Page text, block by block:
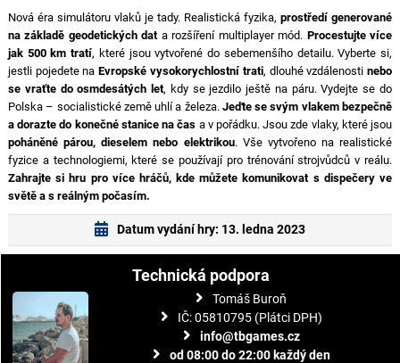
Nová éra simulátoru vlaků je tady. Realistická fyzika,prostředí generované
na základě geodetických dat a rozšíření multiplayer mód. Procestujte více
jak 500 km tratí, které jsou vytvořené do sebemenšího detailu. Vyberte si,
jestli pojedete naEvropské vysokorychlostní trati, dlouhé vzdálenostinebo
se vraťte do osmdesátých let, kdy se jezdilo ještě na páru. Vydejte se do
Polska – socialistické země uhlí a železa. Jeďte se svým vlakem bezpečně
a dorazte do konečné stanice na čas a v pořádku. Jsou zde vlaky, které jsou
poháněné párou, dieselem nebo elektrikou. Vše vytvořeno na realistické
fyzice a technologiemi, které se používají pro trénování strojvůdců v reálu.
Zahrajte si hru pro více hráčů, kde můžete komunikovat s dispečery ve
světě a s reálným počasím.
Datum vydání hry: 13. ledna 2023
Technická podpora
Tomáš Buroň
IČ: 05810795 (Plátci DPH)
info@tbgames.cz
od 08:00 do 22:00 každý den